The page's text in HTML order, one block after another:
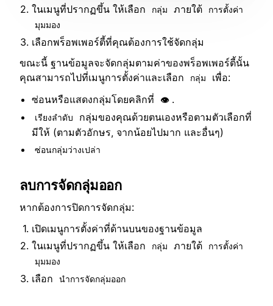
ในเมนูที่ปรากฏขึ้น ให้เลือก กลุ่ม ภายใต้
การตั้งค่า
มุมมอง
เลือกพร็อพเพอร์ตี้ที่คุณต้องการใช้จัดกลุ่ม
ขณะนี้ ฐานข้อมูลจะจัดกลุ่มตามค่าของพร็อพเพอร์ตี้นั้น
คุณสามารถไปที่เมนูการตั้งค่าและเลือก
กลุ่ม
เพื่อ:
ซ่อนหรือแสดงกลุ่มโดยคลิกที่
👁️ .
เรียงลำดับ
กลุ่มของคุณด้วยตนเองหรือตามตัวเลือกที่
มีให้ (ตามตัวอักษร, จากน้อยไปมาก และอื่นๆ)
ซ่อนกลุ่มว่างเปล่า
ลบการจัดกลุ่มออก
หากต้องการปิดการจัดกลุ่ม:
เปิดเมนูการตั้งค่าที่ด้านบนของฐานข้อมูล
ในเมนูที่ปรากฏขึ้น ให้เลือก
กลุ่ม ภายใต้
การตั้งค่า
มุมมอง
เลือก นำการจัดกลุ่มออก